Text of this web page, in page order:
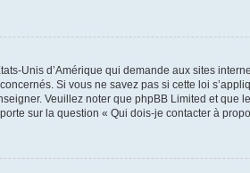
Unis d’Amérique qui demande aux sites
Si vous ne savez pas si cette loi
Veuillez noter que phpBB Limited et que
sur la question « Qui dois-je contacter à